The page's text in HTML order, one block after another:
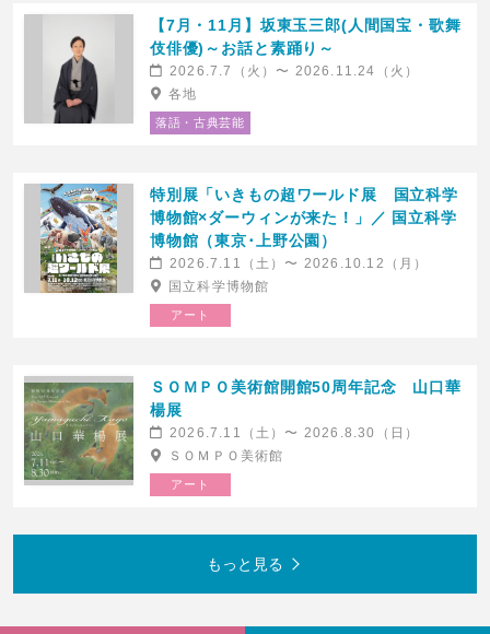
の玉手箱〜 第56回「トリ
オ・ジャパン」
2026.8.8(土)発売
東京芸術劇場コンサートホール
の玉手箱〜 第58回「石田泰尚
＆實川風Vol.２」
2026.8.8(土)発売
東京芸術劇場コンサートホール
芸劇ブランチコンサート 〜石田泰尚
の玉手箱〜 第57回「石田
オ」
2026.8.8(土)発売
ーク内)
【7月・11月】坂東玉三郎(人間国宝・歌舞
伎俳優)～お話と素踊り～
2026.7.7（火）〜 2026.11.24（火）
各地
落語・古典芸能
特別展「いきもの超ワールド展 国立科学
博物館×ダーウィンが来た！」／ 国立科学
博物館（東京･上野公園）
2026.7.11（土）〜 2026.10.12（月）
国立科学博物館
アート
ＳＯＭＰＯ美術館開館50周年記念 山口華
楊展
2026.7.11（土）〜 2026.8.30（日）
ＳＯＭＰＯ美術館
アート
もっと見る